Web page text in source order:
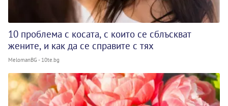
10 проблема с косата, с които се сблъскват
жените, и как да се справите с тях
MelomanBG - 10te.bg